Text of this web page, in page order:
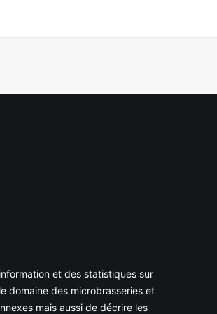
et des statistiques sur
domaine des microbrasseries et
mais aussi de décrire les